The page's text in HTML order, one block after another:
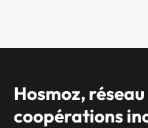
Hosmoz,
coopérations